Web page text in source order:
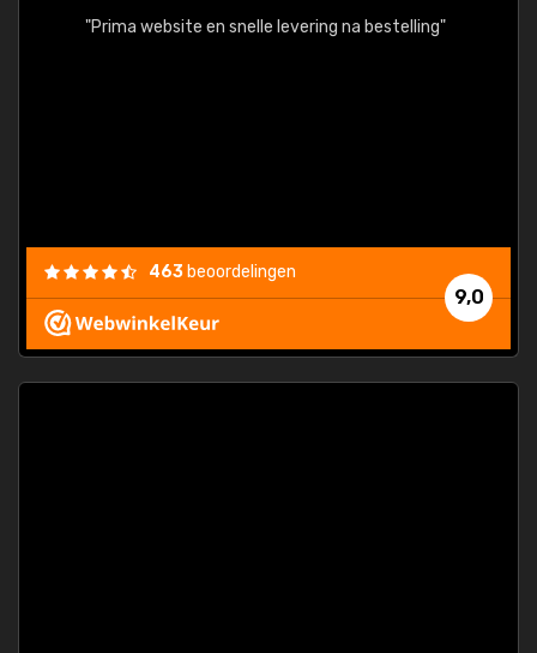
"Prima website en snelle levering na bestelling"
9,0
463 beoordelingen